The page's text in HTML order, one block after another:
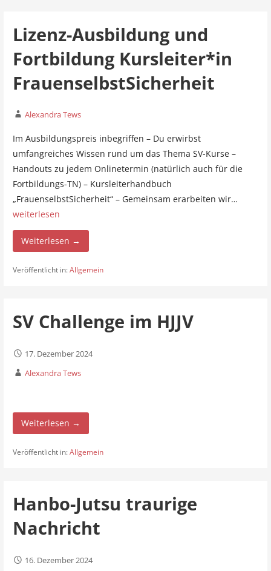
Lizenz-Ausbildung und
Fortbildung Kursleiter*in
FrauenselbstSicherheit
Alexandra Tews
Im Ausbildungspreis inbegriffen – Du erwirbst
umfangreiches Wissen rund um das Thema SV-Kurse –
Handouts zu jedem Onlinetermin (natürlich auch für die
Fortbildungs-TN) – Kursleiterhandbuch
„FrauenselbstSicherheit“ – Gemeinsam erarbeiten wir…
weiterlesen
Weiterlesen →
Veröffentlicht in:Allgemein
SV Challenge im HJJV
17. Dezember 2024
Alexandra Tews
Weiterlesen →
Veröffentlicht in:Allgemein
Hanbo-Jutsu traurige
Nachricht
16. Dezember 2024